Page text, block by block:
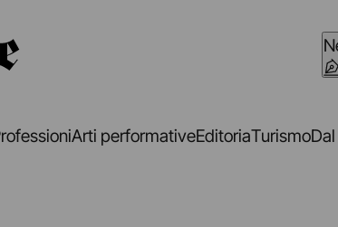
Arti performativeEditoriaTurismo